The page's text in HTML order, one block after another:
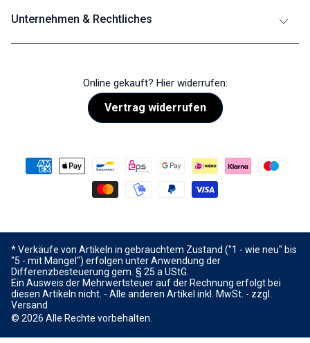
Unternehmen & Rechtliches
Online gekauft? Hier widerrufen:
Vertrag widerrufen
* Verkäufe von Artikeln in gebrauchtem Zustand ("1 - wie neu" bis
"5 - mit Mangel") erfolgen unter Anwendung der
Differenzbesteuerung gem. § 25 a UStG.
Ein Ausweis der Mehrwertsteuer auf der Rechnung erfolgt bei
diesen Artikeln nicht. - Alle anderen Artikel inkl. MwSt. - zzgl.
Versand
© 2026 Alle Rechte vorbehalten.